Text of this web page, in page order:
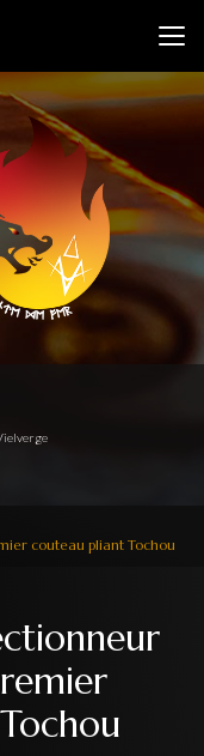
couteau pliant Tochou